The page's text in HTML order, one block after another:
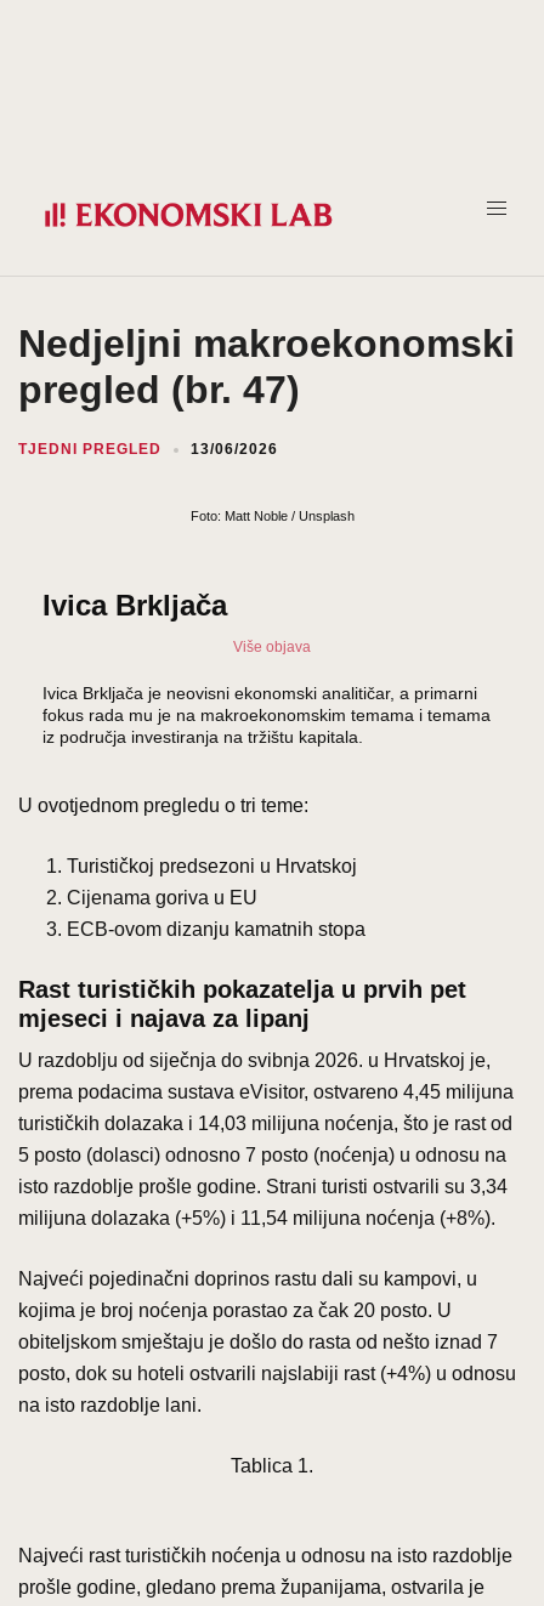
Nedjeljni makroekonomski
pregled (br. 47)
TJEDNI PREGLED 13/06/2026
Foto: Matt Noble / Unsplash
Ivica Brkljača
Više objava
Ivica Brkljača je neovisni ekonomski analitičar, a primarni
fokus rada mu je na makroekonomskim temama i temama
iz područja investiranja na tržištu kapitala.
U ovotjednom pregledu o tri teme:
Turističkoj predsezoni u Hrvatskoj
Cijenama goriva u EU
ECB-ovom dizanju kamatnih stopa
Rast turističkih pokazatelja u prvih pet
mjeseci i najava za lipanj
U razdoblju od siječnja do svibnja 2026. u Hrvatskoj je,
prema podacima sustava eVisitor, ostvareno 4,45 milijuna
turističkih dolazaka i 14,03 milijuna noćenja, što je rast od
5 posto (dolasci) odnosno 7 posto (noćenja) u odnosu na
isto razdoblje prošle godine. Strani turisti ostvarili su 3,34
milijuna dolazaka (+5%) i 11,54 milijuna noćenja (+8%).
Najveći pojedinačni doprinos rastu dali su kampovi, u
kojima je broj noćenja porastao za čak 20 posto. U
obiteljskom smještaju je došlo do rasta od nešto iznad 7
posto, dok su hoteli ostvarili najslabiji rast (+4%) u odnosu
na isto razdoblje lani.
Tablica 1.
Najveći rast turističkih noćenja u odnosu na isto razdoblje
prošle godine, gledano prema županijama, ostvarila je